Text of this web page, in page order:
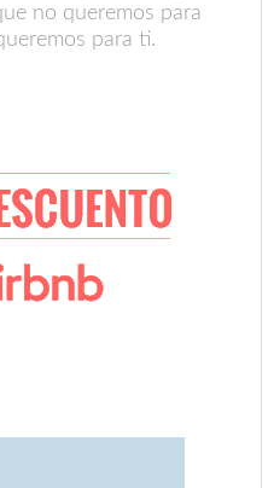
no queremos para
para ti.